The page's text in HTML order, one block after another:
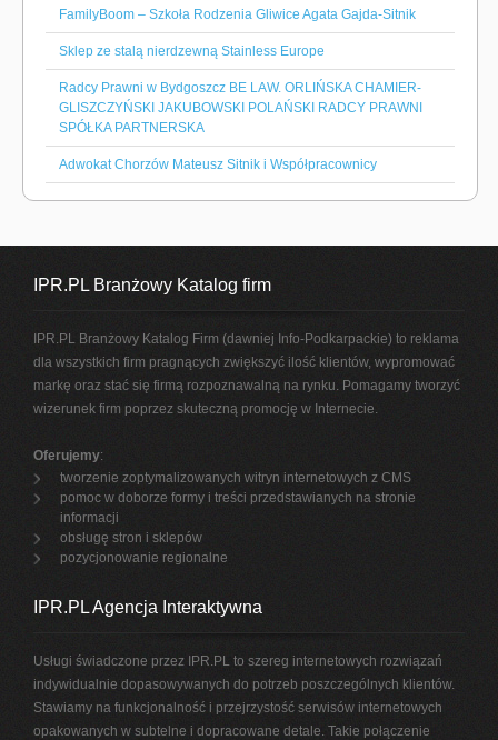
FamilyBoom – Szkoła Rodzenia Gliwice Agata Gajda-Sitnik
Sklep ze stalą nierdzewną Stainless Europe
Radcy Prawni w Bydgoszcz BE LAW. ORLIŃSKA CHAMIER-
GLISZCZYŃSKI JAKUBOWSKI POLAŃSKI RADCY PRAWNI
SPÓŁKA PARTNERSKA
Adwokat Chorzów Mateusz Sitnik i Współpracownicy
IPR.PL Branżowy Katalog firm
IPR.PL Branżowy Katalog Firm (dawniej Info-Podkarpackie) to reklama
dla wszystkich firm pragnących zwiększyć ilość klientów, wypromować
markę oraz stać się firmą rozpoznawalną na rynku. Pomagamy tworzyć
wizerunek firm poprzez skuteczną promocję w Internecie.
Oferujemy:
tworzenie zoptymalizowanych witryn internetowych z CMS
pomoc w doborze formy i treści przedstawianych na stronie
informacji
obsługę stron i sklepów
pozycjonowanie regionalne
IPR.PL Agencja Interaktywna
Usługi świadczone przez IPR.PL to szereg internetowych rozwiązań
indywidualnie dopasowywanych do potrzeb poszczególnych klientów.
Stawiamy na funkcjonalność i przejrzystość serwisów internetowych
opakowanych w subtelne i dopracowane detale. Takie połączenie